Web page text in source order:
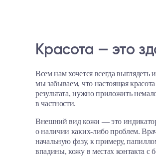
Красота — это
Всем нам хочется всегда
мы забываем, что настоящая
результата, нужно приложить
в частности.
Внешний вид кожи — это индикатор
о наличии каких-либо проблем.
начальную фазу, к примеру,
впадины, кожу в местах контакта